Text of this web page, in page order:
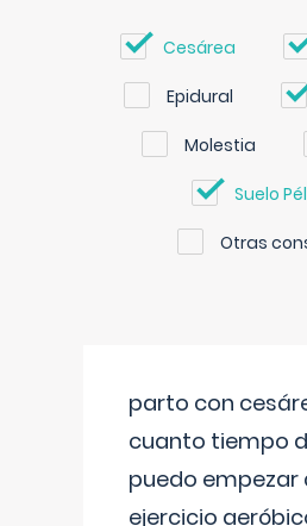
Cesárea
Epidural
Molestia
Suelo
Otras
parto con
cuanto tiempo
puedo empezar
ejercicio